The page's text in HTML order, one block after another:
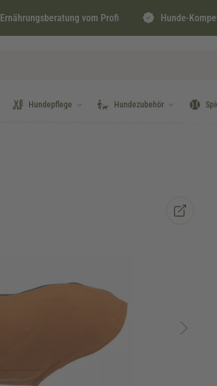
Ernährungsberatung vom Profi Hunde-
Hundepflege Hundezubehör